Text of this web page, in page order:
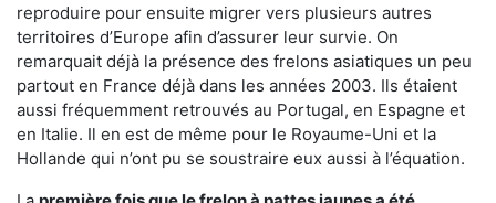
reproduire pour ensuite migrer vers plusieurs autres
territoires d’Europe afin d’assurer leur survie. On
remarquait déjà la présence des frelons asiatiques un peu
partout en France déjà dans les années 2003. Ils étaient
aussi fréquemment retrouvés au Portugal, en Espagne et
en Italie. Il en est de même pour le Royaume-Uni et la
Hollande qui n’ont pu se soustraire eux aussi à l’équation.